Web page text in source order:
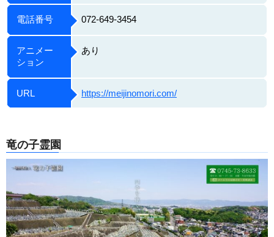
電話番号 072-649-3454
アニメー
ション
あり
URL https://meijinomori.com/
竜の子霊園